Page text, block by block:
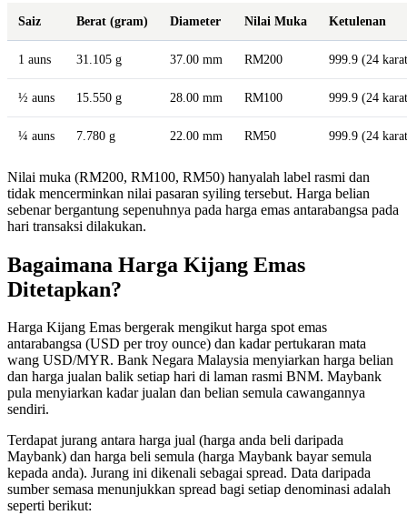
Saiz Berat (gram) Diameter Nilai Muka Ketulenan
1 auns 31.105 g 37.00 mm RM200 999.9 (24
½ auns 15.550 g 28.00 mm RM100 999.9 (24
¼ auns 7.780 g 22.00 mm RM50 999.9 (24
Nilai muka (RM200, RM100, RM50) hanyalah label rasmi dan
tidak mencerminkan nilai pasaran syiling tersebut. Harga belian
sebenar bergantung sepenuhnya pada harga emas antarabangsa pada
hari transaksi dilakukan.
Bagaimana Harga Kijang Emas
Ditetapkan?
Harga Kijang Emas bergerak mengikut harga spot emas
antarabangsa (USD per troy ounce) dan kadar pertukaran mata
wang USD/MYR. Bank Negara Malaysia menyiarkan harga belian
dan harga jualan balik setiap hari di laman rasmi BNM. Maybank
pula menyiarkan kadar jualan dan belian semula cawangannya
sendiri.
Terdapat jurang antara harga jual (harga anda beli daripada
Maybank) dan harga beli semula (harga Maybank bayar semula
kepada anda). Jurang ini dikenali sebagai spread. Data daripada
sumber semasa menunjukkan spread bagi setiap denominasi adalah
seperti berikut: